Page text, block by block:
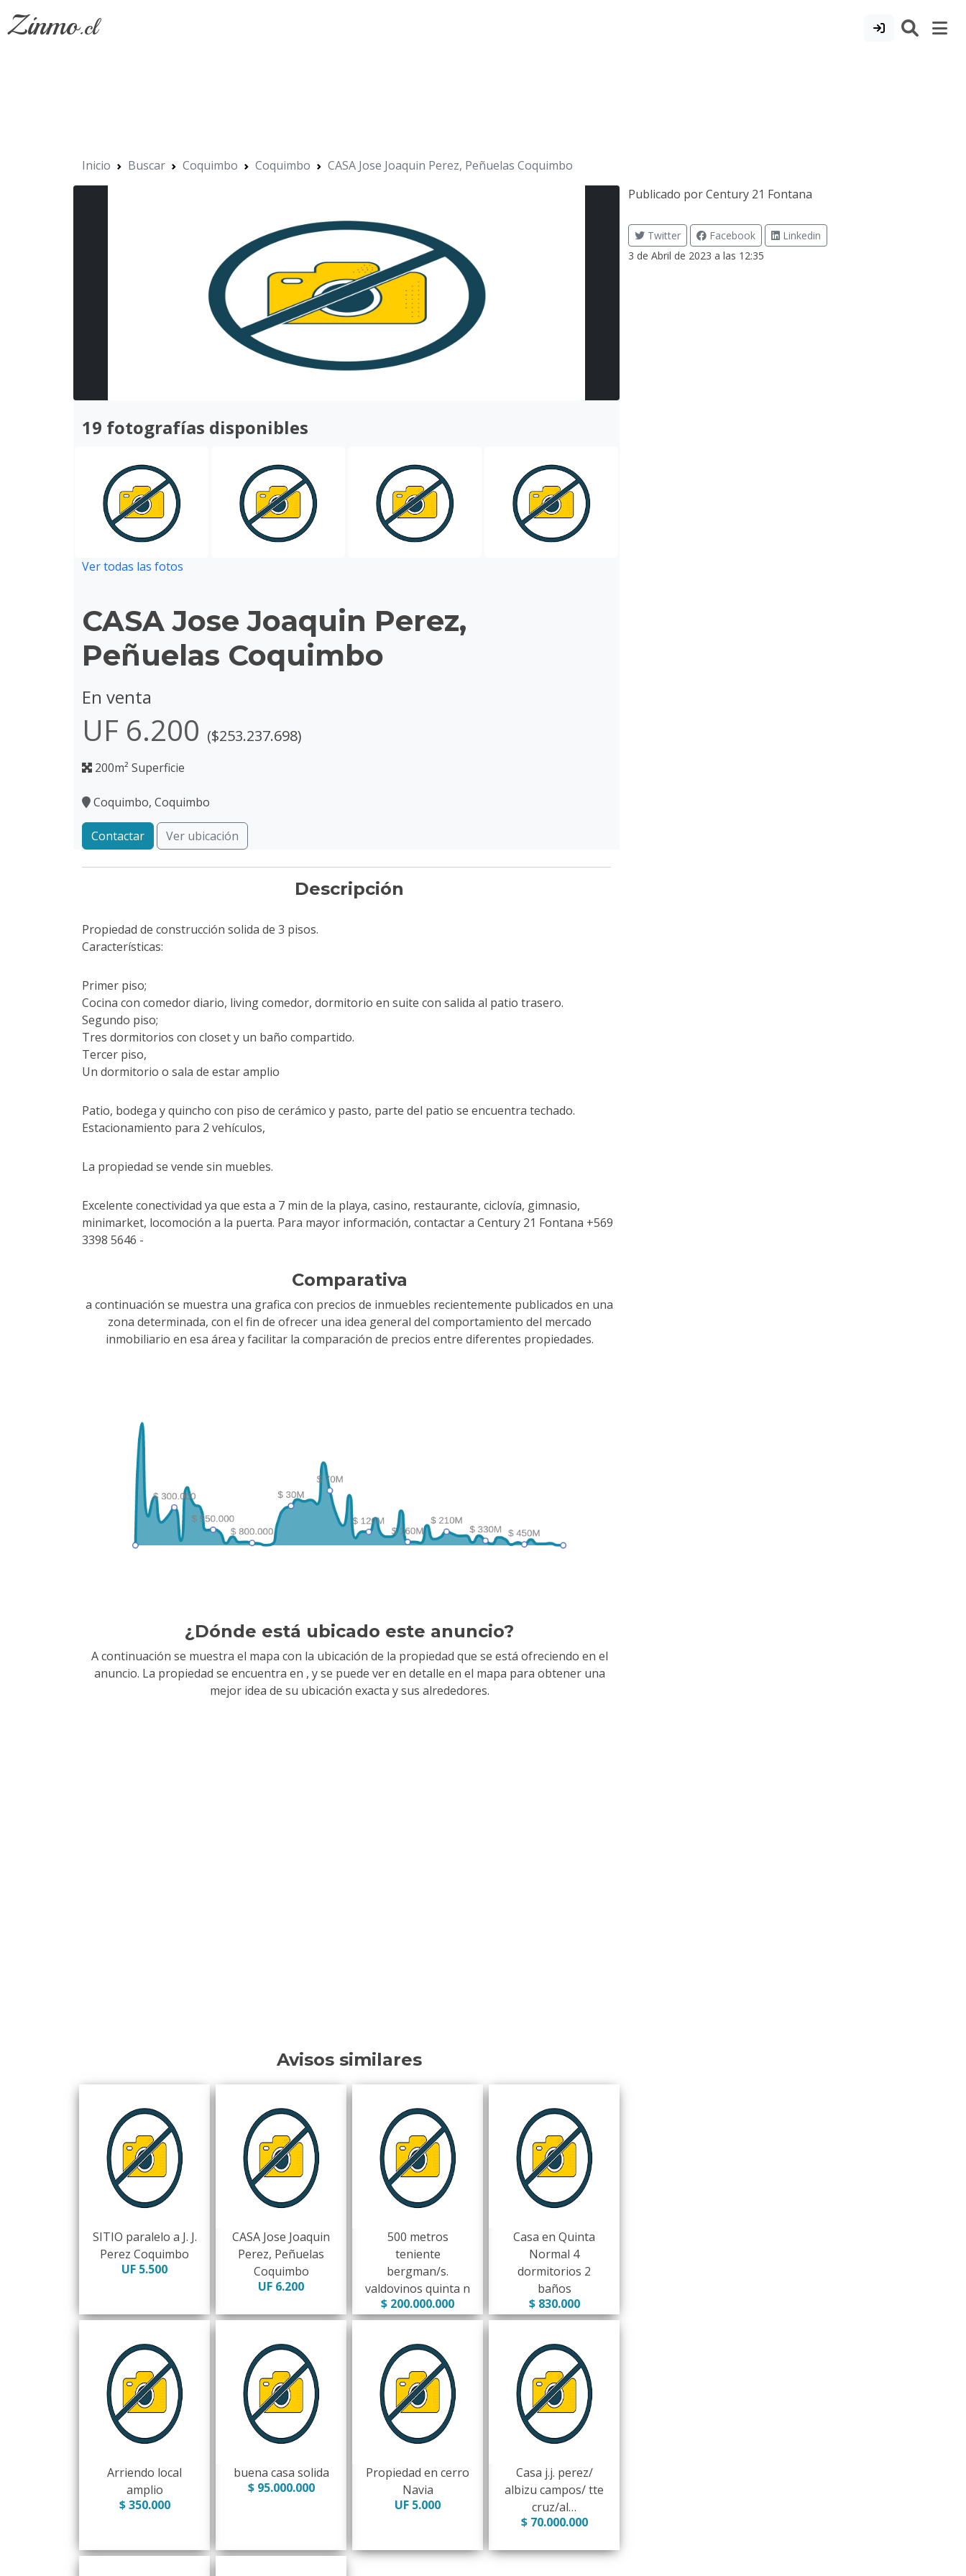
Zinmo.cl
Inicio Buscar Coquimbo Coquimbo CASA Jose Joaquin Perez, Peñuelas Coquimbo
19 fotografías disponibles
Ver todas las fotos
CASA Jose Joaquin Perez,
Peñuelas Coquimbo
En venta
UF 6.200 ($253.237.698)
200m² Superficie
Coquimbo, Coquimbo
Contactar Ver ubicación
Publicado porCentury 21 Fontana
Twitter Facebook
Linkedin
3 de Abril de 2023 a las 12:35
Descripción
Propiedad de construcción solida de 3 pisos.
Características:
Primer piso;
Cocina con comedor diario, living comedor, dormitorio en suite con salida al patio trasero.
Segundo piso;
Tres dormitorios con closet y un baño compartido.
Tercer piso,
Un dormitorio o sala de estar amplio
Patio, bodega y quincho con piso de cerámico y pasto, parte del patio se encuentra techado.
Estacionamiento para 2 vehículos,
La propiedad se vende sin muebles.
Excelente conectividad ya que esta a 7 min de la playa, casino, restaurante, ciclovía, gimnasio,
minimarket, locomoción a la puerta. Para mayor información, contactar a Century 21 Fontana +569
3398 5646 -
Comparativa
a continuación se muestra una grafica con precios de inmuebles recientemente publicados en una
zona determinada, con el fin de ofrecer una idea general del comportamiento del mercado
inmobiliario en esa área y facilitar la comparación de precios entre diferentes propiedades.
¿Dónde está ubicado este anuncio?
A continuación se muestra el mapa con la ubicación de la propiedad que se está ofreciendo en el
anuncio. La propiedad se encuentra en , y se puede ver en detalle en el mapa para obtener una
mejor idea de su ubicación exacta y sus alrededores.
Avisos similares
SITIO paralelo a J. J.
Perez Coquimbo
UF 5.500
CASA Jose Joaquin
Perez, Peñuelas
Coquimbo
UF 6.200
500 metros
teniente
bergman/s.
valdovinos quinta n
$ 200.000.000
Casa en Quinta
Normal 4
dormitorios 2
baños
$ 830.000
Arriendo local
amplio
$ 350.000
buena casa solida
$ 95.000.000
Propiedad en cerro
Navia
UF 5.000
Casa j.j. perez/
albizu campos/ tte
cruz/al…
$ 70.000.000